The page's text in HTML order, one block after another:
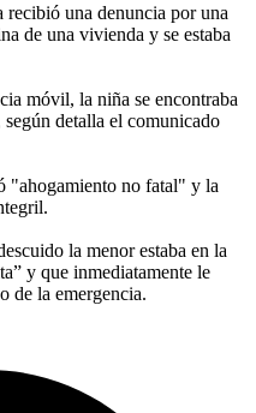
recibió una denuncia por una
de una vivienda y se estaba
móvil, la niña se encontraba
detalla el comunicado
"ahogamiento no fatal" y la
la menor estaba en la
y que inmediatamente le
de la emergencia.